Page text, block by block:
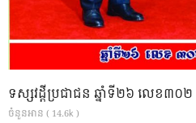
ទស្សវដ្តីប្រជាជន ឆ្នាំទី២៦ លេខ៣០២
ចំនួនអាន ( 14.6k )